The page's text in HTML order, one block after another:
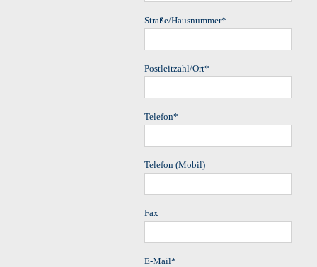
Straße/Hausnummer*
Postleitzahl/Ort*
Telefon*
Telefon (Mobil)
Fax
E-Mail*